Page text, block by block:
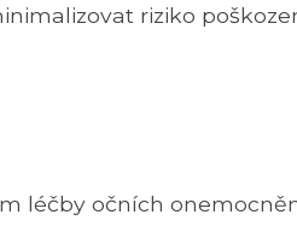
riziko
léčby očních